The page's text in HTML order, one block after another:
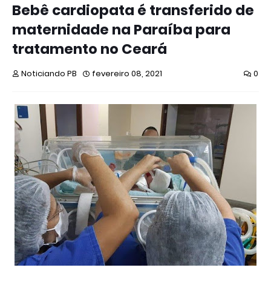
Bebê cardiopata é transferido de
maternidade na Paraíba para
tratamento no Ceará
Noticiando PB fevereiro 08, 2021 0